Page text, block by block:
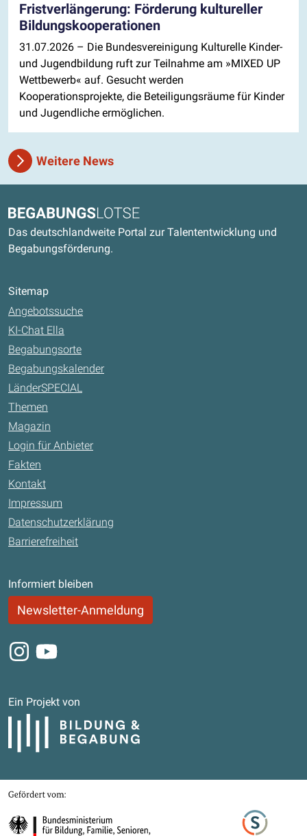
Fristverlängerung: Förderung kultureller
Bildungskooperationen
31.07.2026 – Die Bundesvereinigung Kulturelle Kinder-
und Jugendbildung ruft zur Teilnahme am »MIXED UP
Wettbewerb« auf. Gesucht werden
Kooperationsprojekte, die Beteiligungsräume für Kinder
und Jugendliche ermöglichen.
Weitere News
Begabungslotse
Das deutschlandweite Portal zur Talententwicklung und
Begabungsförderung.
Sitemap
Angebotssuche
KI-Chat Ella
Begabungsorte
Begabungskalender
LänderSPECIAL
Themen
Magazin
Login für Anbieter
Fakten
Kontakt
Impressum
Datenschutzerklärung
Barrierefreiheit
Informiert bleiben
Newsletter-Anmeldung
Instagram
Youtube
Ein Projekt von
Bildung und Begabung
Gefördert von
Bundesministerium für Bildung, Familie, Senioren, Frauen und Jugend
Stifterverband